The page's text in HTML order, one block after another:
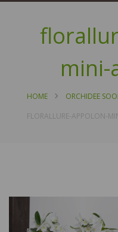
mini-
HOME
ORCHIDEE